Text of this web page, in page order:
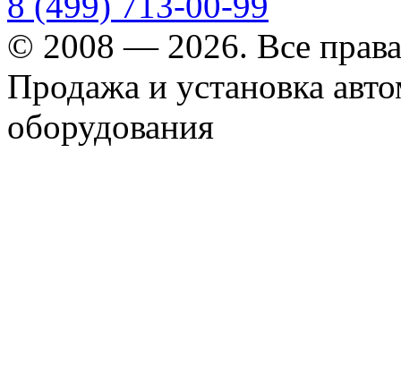
© 2008 — 2026. Все
Продажа и установка
оборудования